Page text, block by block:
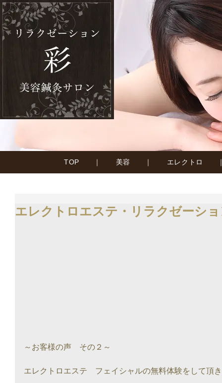
TOP ｜ 美容 ｜ エレクトロ
エレクトロエステ・リラクゼーシ
～お客様の声　その２～
エレクトロエステ　フェイシャルの無料体験をして頂